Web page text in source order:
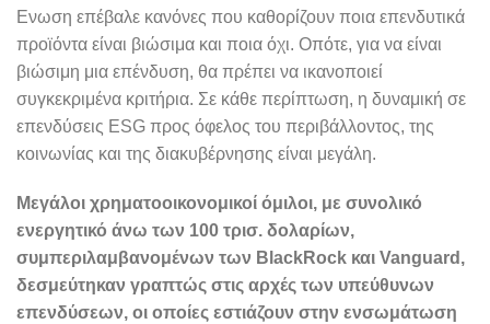
Ενωση επέβαλε κανόνες που καθορίζουν ποια επενδυτικά
προϊόντα είναι βιώσιμα και ποια όχι. Οπότε, για να είναι
βιώσιμη μια επένδυση, θα πρέπει να ικανοποιεί
συγκεκριμένα κριτήρια. Σε κάθε περίπτωση, η δυναμική σε
επενδύσεις ESG προς όφελος του περιβάλλοντος, της
κοινωνίας και της διακυβέρνησης είναι μεγάλη.
Μεγάλοι χρηματοοικονομικοί όμιλοι, με συνολικό
ενεργητικό άνω των 100 τρισ. δολαρίων,
συμπεριλαμβανομένων των BlackRock και Vanguard,
δεσμεύτηκαν γραπτώς στις αρχές των υπεύθυνων
επενδύσεων, οι οποίες εστιάζουν στην ενσωμάτωση